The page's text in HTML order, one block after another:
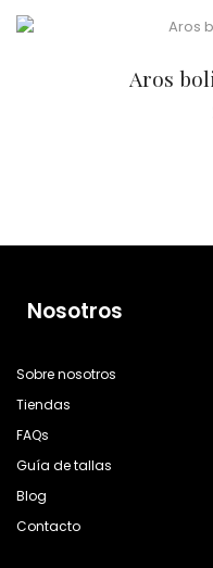
Aros
Nosotros
Sobre nosotros
Tiendas
FAQs
Guía de tallas
Blog
Contacto